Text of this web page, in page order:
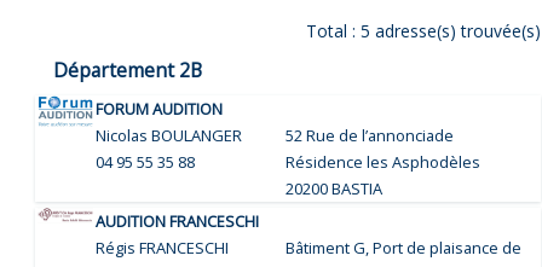
Total : 5 adresse(s) trouvée(s)
Département 2B
FORUM AUDITION
Nicolas BOULANGER
04 95 55 35 88
52 Rue de l’annonciade
Résidence les Asphodèles
20200 BASTIA
AUDITION FRANCESCHI
Régis FRANCESCHI
Bâtiment G, Port de plaisance de